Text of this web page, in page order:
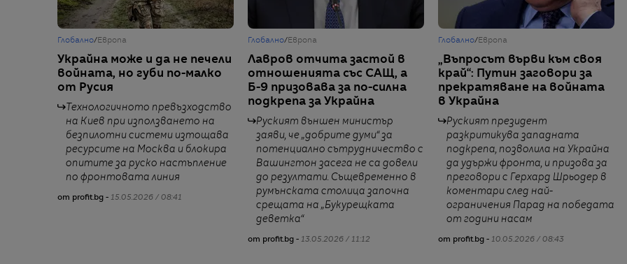
Глобално/ Европа
Украйна може и да не печели
войната, но губи по-малко
от Русия
Технологичното превъзходство
на Киев при използването на
безпилотни системи изтощава
ресурсите на Москва и блокира
опитите за руско настъпление
по фронтовата линия
от profit.bg - 15.05.2026 / 08:41
Глобално/ Европа
Лавров отчита застой в
отношенията със САЩ, а
Б-9 призовава за по-силна
подкрепа за Украйна
Руският външен министър
заяви, че „добрите думи“ за
потенциално сътрудничество с
Вашингтон засега не са довели
до резултати. Същевременно в
румънската столица започна
срещата на „Букурещката
деветка“
от profit.bg - 13.05.2026 / 11:12
Глобално/ Европа
„Въпросът върви към своя
край“: Путин заговори за
прекратяване на войната
в Украйна
Руският президент
разкритикува западната
подкрепа, позволила на Украйна
да удържи фронта, и призова за
преговори с Герхард Шрьодер в
коментари след най-
ограничения Парад на победата
от години насам
от profit.bg - 10.05.2026 / 08:43